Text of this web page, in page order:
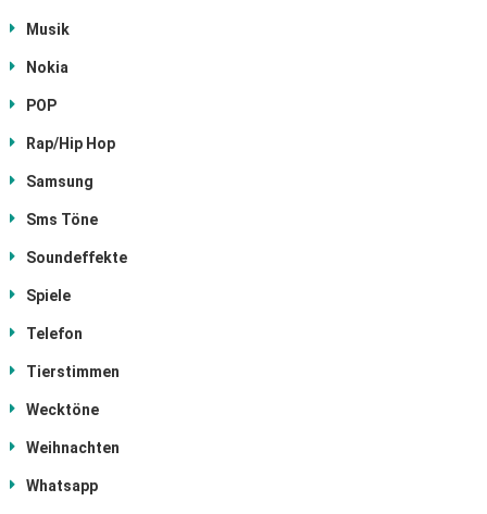
Musik
Nokia
POP
Rap/Hip Hop
Samsung
Sms Töne
Soundeffekte
Spiele
Telefon
Tierstimmen
Wecktöne
Weihnachten
Whatsapp